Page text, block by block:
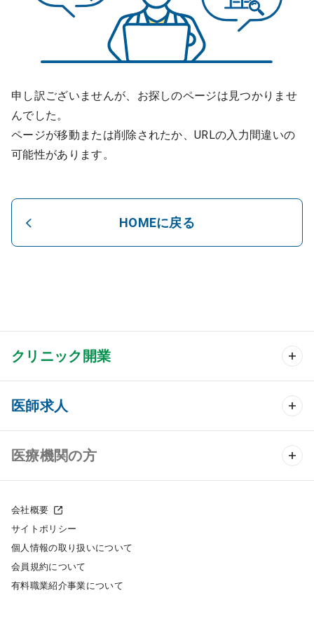
申し訳ございませんが、お探しのページは見つかりませ
んでした。
ページが移動または削除されたか、URLの入力間違いの
可能性があります。
HOMEに戻る
クリニック開業
クリニック開業 TOP
クリニック物件検索
クリニックの開業スタイル
クリニック開業までの流れ
開業支援事例
医師求人
医師求人 TOP
常勤求人検索
非常勤求人検索
スポット求人検索
医療機関の方
採用をお考えの医療機関の方
会社概要
サイトポリシー
個人情報の取り扱いについて
会員規約について
有料職業紹介事業について